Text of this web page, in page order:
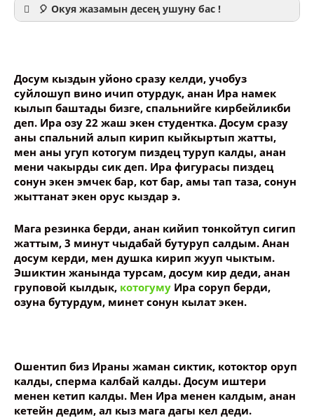
🎈 Окуя жазамын десең ушуну бас !
Ваше имя
Название сообщения
Опубликовать контент
Досум кыздын уйоно сразу келди, учобуз
суйлошуп вино ичип отурдук, анан Ира намек
кылып баштады бизге, спальнийге кирбейликби
деп. Ира озу 22 жаш экен студентка. Досум сразу
аны спальний алып кирип кыйкыртып жатты,
мен аны угуп котогум пиздец туруп калды, анан
мени чакырды сик деп. Ира фигурасы пиздец
сонун экен эмчек бар, кот бар, амы тап таза, сонун
жыттанат экен орус кыздар э.
Мага резинка берди, анан кийип тонкойтуп сигип
жаттым, 3 минут чыдабай бутуруп салдым. Анан
досум керди, мен душка кирип жууп чыктым.
Эшиктин жанында турсам, досум кир деди, анан
груповой кылдык, котогуму Ира соруп берди,
озуна бутурдум, минет сонун кылат экен.
Ошентип биз Ираны жаман сиктик, котоктор оруп
калды, сперма калбай калды. Досум иштери
менен кетип калды. Мен Ира менен калдым, анан
кетейн дедим, ал кыз мага дагы кел деди.